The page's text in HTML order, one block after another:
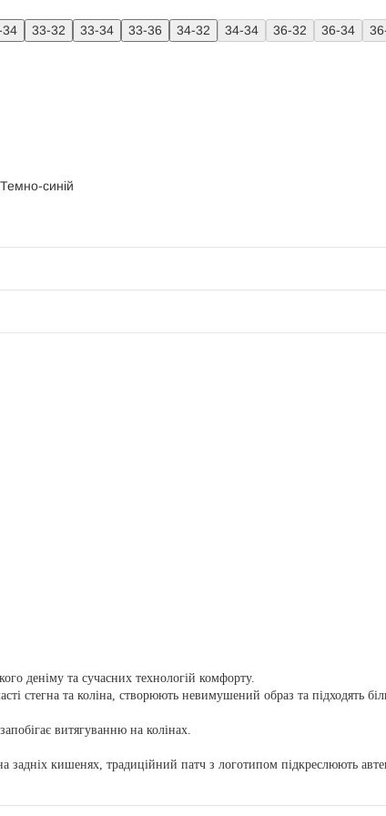
34 33-32 33-34 33-36 34-32 34-34 36-32 36-34
синій
деніму та сучасних технологій комфорту.
стегна та коліна, створюють невимушений образ та підходять
витягуванню на колінах.
кишенях, традиційний патч з логотипом підкреслюють